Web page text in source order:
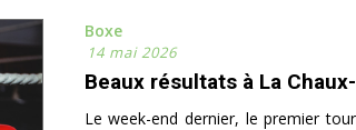
Boxe
14 mai 2026
Beaux résultats à La
Le week-end dernier, le premier